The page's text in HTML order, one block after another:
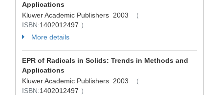
Applications
Kluwer Academic Publishers 2003
（
ISBN:1402012497 ）
More details
EPR of Radicals in Solids: Trends in Methods and
Applications
Kluwer Academic Publishers 2003
（
ISBN:1402012497 ）